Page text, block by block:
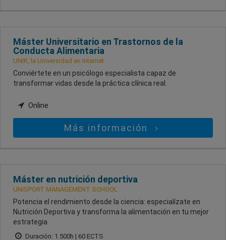
Máster Universitario en Trastornos de la
Conducta Alimentaria
UNIR, la Universidad en Internet
Conviértete en un psicólogo especialista capaz de
transformar vidas desde la práctica clínica real.
Online
Más información
Máster en nutrición deportiva
UNISPORT MANAGEMENT SCHOOL
Potencia el rendimiento desde la ciencia: especialízate en
Nutrición Deportiva y transforma la alimentación en tu mejor
estrategia.
Duración: 1.500h | 60 ECTS